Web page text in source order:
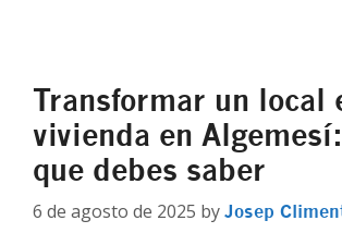
Transformar un local
vivienda en
que debes saber
6 de agosto de 2025 by Josep